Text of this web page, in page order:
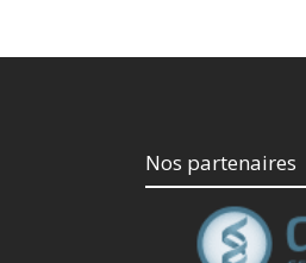
Nos partenaires